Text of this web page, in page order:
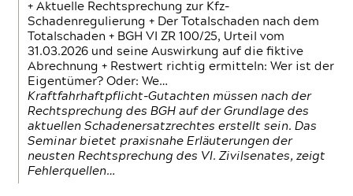
+ Aktuelle Rechtsprechung zur Kfz-
Schadenregulierung + Der Totalschaden nach dem
Totalschaden + BGH VI ZR 100/25, Urteil vom
31.03.2026 und seine Auswirkung auf die fiktive
Abrechnung + Restwert richtig ermitteln: Wer ist der
Eigentümer? Oder: We…
Kraftfahrhaftpflicht-Gutachten müssen nach der
Rechtsprechung des BGH auf der Grundlage des
aktuellen Schadenersatzrechtes erstellt sein. Das
Seminar bietet praxisnahe Erläuterungen der
neusten Rechtsprechung des VI. Zivilsenates, zeigt
Fehlerquellen…